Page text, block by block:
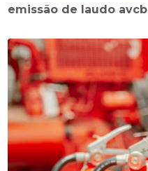
emissão de laudo avcb